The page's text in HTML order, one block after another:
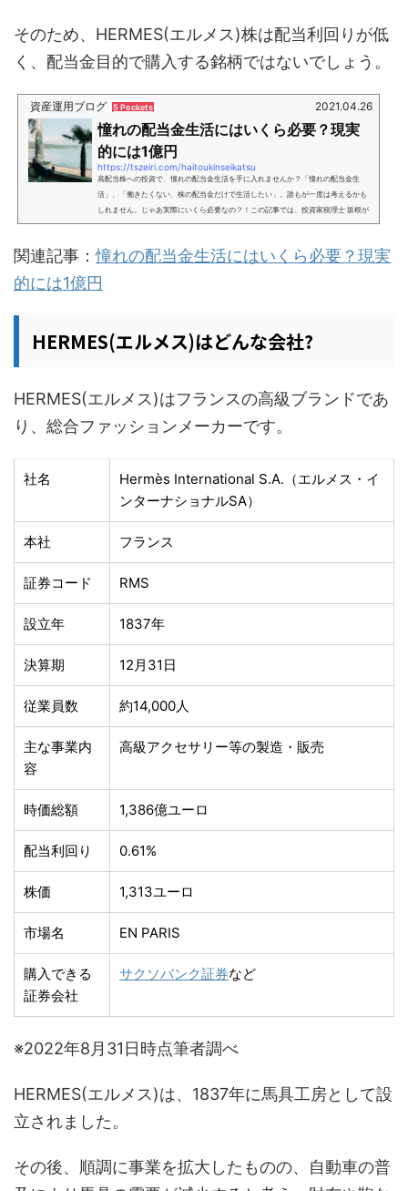
そのため、HERMES(エルメス)株は配当利回りが低
く、配当金目的で購入する銘柄ではないでしょう。
資産運用ブログ 5 Pockets 2021.04.26
憧れの配当金生活にはいくら必要？現実
的には1億円
https://tszeiri.com/haitoukinseikatsu
高配当株への投資で、憧れの配当金生活を手に入れませんか？「憧れの配当金生
活」、「働きたくない、株の配当金だけで生活したい」。誰もが一度は考えるかも
しれません。じゃあ実際にいくら必要なの？！この記事では、投資家税理士 坂根が
解説します。 配当金生活に必要なお金のリアルな目安は1億円→金額は家族構成等に
銘柄はVYM、で簡単に買える 配当金は高ければ高い程いいというわけではない 元本
関連記事：憧れの配当金生活にはいくら必要？現実
的には1億円
HERMES(エルメス)はどんな会社?
HERMES(エルメス)はフランスの高級ブランドであ
り、総合ファッションメーカーです。
社名
Hermès International S.A.（エルメス・イ
ンターナショナルSA）
本社 フランス
証券コード RMS
設立年 1837年
決算期 12月31日
従業員数 約14,000人
主な事業内
容
高級アクセサリー等の製造・販売
時価総額 1,386億ユーロ
配当利回り 0.61%
株価 1,313ユーロ
市場名 EN PARIS
購入できる
証券会社
サクソバンク証券など
※2022年8月31日時点筆者調べ
HERMES(エルメス)は、1837年に馬具工房として設
立されました。
その後、順調に事業を拡大したものの、自動車の普